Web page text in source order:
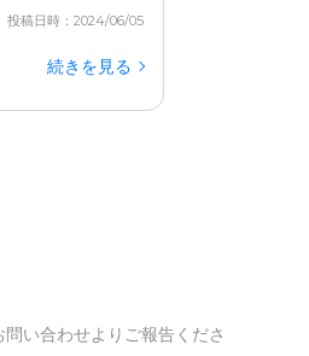
投稿日時：2024/06/05
続きを見る
い合わせよりご報告くださ